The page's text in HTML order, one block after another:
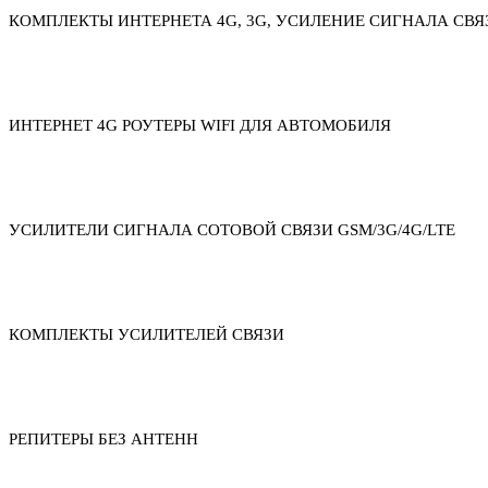
КОМПЛЕКТЫ ИНТЕРНЕТА 4G, 3G, УСИЛЕНИЕ СИГНАЛА
ИНТЕРНЕТ 4G РОУТЕРЫ WIFI ДЛЯ АВТОМОБИЛЯ
УСИЛИТЕЛИ СИГНАЛА СОТОВОЙ СВЯЗИ GSM/3G/4G/LTE
КОМПЛЕКТЫ УСИЛИТЕЛЕЙ СВЯЗИ
РЕПИТЕРЫ БЕЗ АНТЕНН